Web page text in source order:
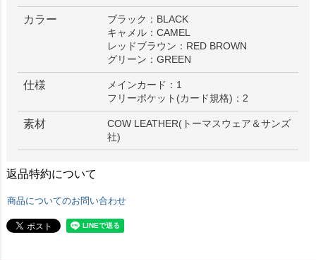
カラー
ブラック：BLACK
キャメル：CAMEL
レッドブラウン：RED BROWN
グリーン：GREEN
仕様
メインカード：1
フリーポケット(カード規格)：2
素材
COW LEATHER(トーマスウェア＆サンズ
社)
返品特約について
商品についてのお問い合わせ